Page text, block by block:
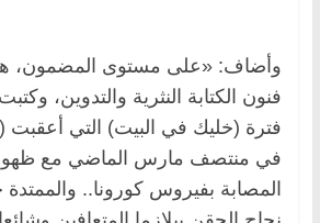
وأضاف: «على مستوى المضمون،
فنون الكتابة النثرية والتدوين،
فترة (خليك في البيت) التي أعقبت
في منتصف مارس الماضي مع ظهور
المصابة بفيروس كورونا..